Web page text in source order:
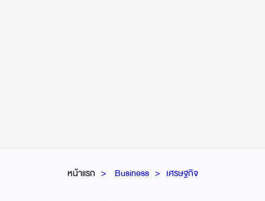
หน้าแรก Business เศรษฐกิจ